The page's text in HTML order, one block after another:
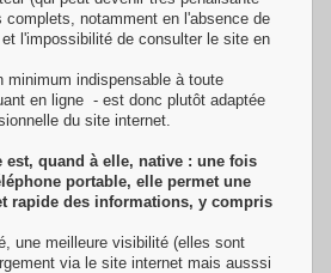
notamment en l'absence de
l'impossibilité de consulter le site en
minimum indispensable à toute
en ligne - est donc plutôt adaptée
du site internet.
quand à elle, native : une fois
portable, elle permet une
rapide des informations, y compris
une meilleure visibilité (elles sont
via le site internet mais ausssi